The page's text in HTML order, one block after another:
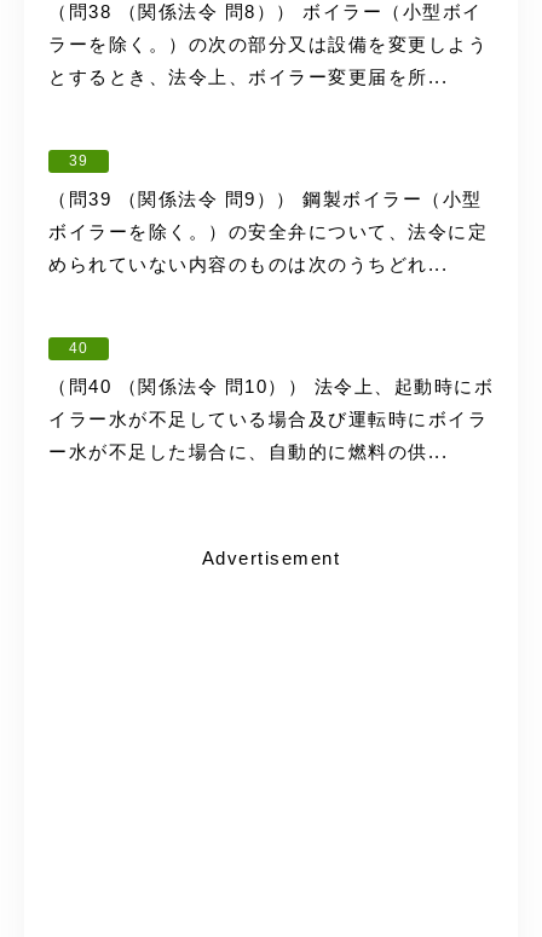
（問38 （関係法令 問8）） ボイラー（小型ボイ
ラーを除く。）の次の部分又は設備を変更しよう
とするとき、法令上、ボイラー変更届を所...
39
（問39 （関係法令 問9）） 鋼製ボイラー（小型
ボイラーを除く。）の安全弁について、法令に定
められていない内容のものは次のうちどれ...
40
（問40 （関係法令 問10）） 法令上、起動時にボ
イラー水が不足している場合及び運転時にボイラ
ー水が不足した場合に、自動的に燃料の供...
Advertisement